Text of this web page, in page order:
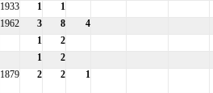
1933 1 1
1962 3 8 4
1 2
1 2
1879 2 2 1